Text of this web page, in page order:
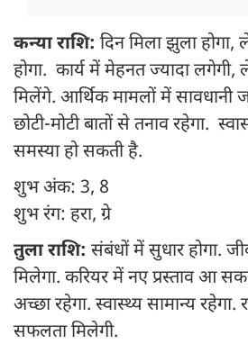
कन्या राशि: दिन मिला झुला
होगा. कार्य में मेहनत ज्यादा लगेगी,
मिलेंगे. आर्थिक मामलों में सावधानी
छोटी-मोटी बातों से तनाव रहेगा.
समस्या हो सकती है.
शुभ अंक: 3, 8
शुभ रंग: हरा, ग्रे
तुला राशि: संबंधों में सुधार होगा.
मिलेगा. करियर में नए प्रस्ताव आ
अच्छा रहेगा. स्वास्थ्य सामान्य रहेगा.
सफलता मिलेगी.